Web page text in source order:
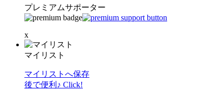
プレミアムサポーター
x
マイリスト
マイリストへ保存
後で便利♪ Click!